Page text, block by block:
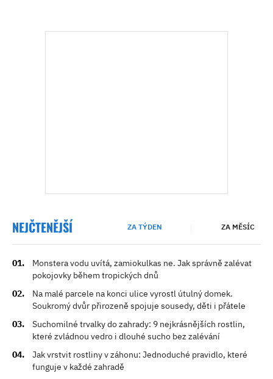
NEJČTENĚJŠÍ ZA TÝDEN ZA MĚSÍC
Monstera vodu uvítá, zamiokulkas ne. Jak správně zalévat
pokojovky během tropických dnů
Na malé parcele na konci ulice vyrostl útulný domek.
Soukromý dvůr přirozeně spojuje sousedy, děti i přátele
Suchomilné trvalky do zahrady: 9 nejkrásnějších rostlin,
které zvládnou vedro i dlouhé sucho bez zalévání
Jak vrstvit rostliny v záhonu: Jednoduché pravidlo, které
funguje v každé zahradě